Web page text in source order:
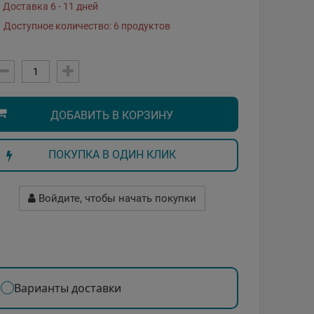
Доставка 6 - 11 дней
Доступное количество: 6 продуктов
ДОБАВИТЬ В КОРЗИНУ
ПОКУПКА В ОДИН КЛИК
Войдите, чтобы начать покупки
Варианты доставки